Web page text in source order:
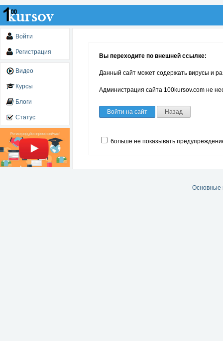
Войти
Регистрация
Видео
Курсы
Блоги
Статус
Вы переходите по внешней ссылке:
Данный сайт может содержать вирусы и
Администрация сайта 100kursov.com не
Войти на сайт Назад
больше не показывать
Основные